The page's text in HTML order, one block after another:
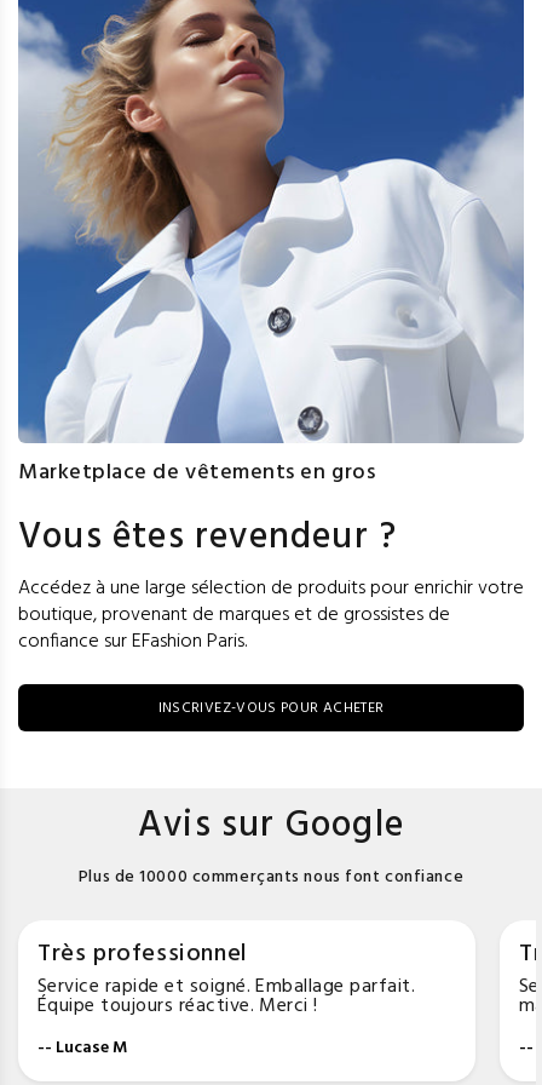
Marketplace de vêtements en gros
Vous êtes revendeur ?
Accédez à une large sélection de produits pour enrichir votre
boutique, provenant de marques et de grossistes de
confiance sur EFashion Paris.
INSCRIVEZ-VOUS POUR ACHETER
Avis sur Google
Plus de 10000 commerçants nous font confiance
Très professionnel
Service rapide et soigné. Emballage parfait.
Équipe toujours réactive. Merci !
-- Lucase M --